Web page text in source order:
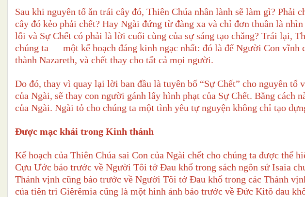
Sau khi nguyên tổ ăn trái cây đó, Thiên Chúa nhân lành sẽ làm gì? Phải
cây đó kẻo phải chết? Hay Ngài đứng từ đàng xa và chỉ đơn thuần là
lỗi và Sự Chết có phải là lời cuối cùng của sự sáng tạo chăng? Trái lại,
chúng ta — một kế hoạch đáng kinh ngạc nhất: đó là để Người Con vĩnh
thành Nazareth, và chết thay cho tất cả mọi người.
Do đó, thay vì quay lại lời ban đầu là tuyên bố “Sự Chết” cho nguyên tổ
của Ngài, sẽ thay con người gánh lấy hình phạt của Sự Chết. Bằng cách
của Ngài. Ngài tỏ cho chúng ta một tình yêu tự nguyện không chỉ tạo
Được mạc khải trong Kinh thánh
Kế hoạch của Thiên Chúa sai Con của Ngài chết cho chúng ta được thể
Cựu Ước báo trước về Người Tôi tớ Đau khổ trong sách ngôn sứ Isaia
Thánh vịnh cũng báo trước về Người Tôi tớ Đau khổ trong các Thánh
của tiên tri Giêrêmia cũng là một hình ảnh báo trước về Đức Kitô đau